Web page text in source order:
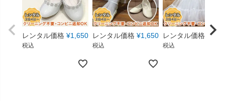
レンタル価格 ¥1,650
税込
レンタル価格 ¥1,650
税込
レンタル価格 ¥550
税込